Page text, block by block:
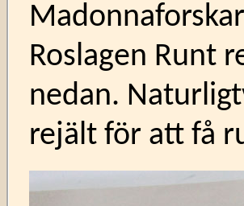
Roslagen Runt
nedan.
rejält för att få